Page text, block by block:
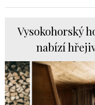
Vysokohorský
nabízí